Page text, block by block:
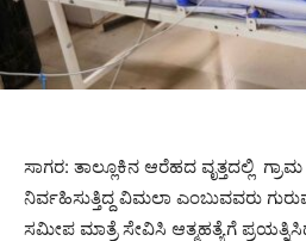
ಸಾಗರ: ತಾಲ್ಲೂಕಿನ ಆರೆಹದ ವೃತ್ತದಲ್ಲಿ
ನಿರ್ವಹಿಸುತ್ತಿದ್ದ ವಿಮಲಾ ಎಂಬುವವರು
ಸಮೀಪ ಮಾತ್ರೆ ಸೇವಿಸಿ ಆತ್ಮಹತ್ಯೆಗೆ